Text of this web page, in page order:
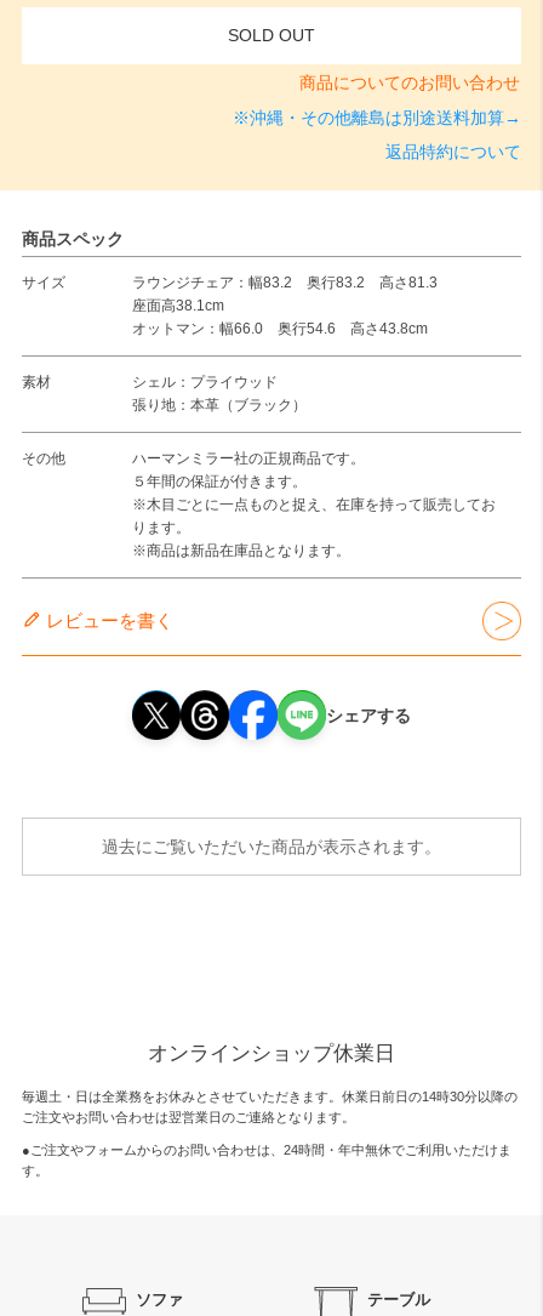
SOLD OUT
商品についてのお問い合わせ
※沖縄・その他離島は別途送料加算→
返品特約について
商品スペック
サイズ
ラウンジチェア：幅83.2 奥行83.2 高さ81.3
座面高38.1cm
オットマン：幅66.0 奥行54.6 高さ43.8cm
素材
シェル：プライウッド
張り地：本革（ブラック）
その他
ハーマンミラー社の正規商品です。
５年間の保証が付きます。
※木目ごとに一点ものと捉え、在庫を持って販売してお
ります。
※商品は新品在庫品となります。
レビューを書く
シェアする
過去にご覧いただいた商品が表示されます。
オンラインショップ休業日
毎週土・日は全業務をお休みとさせていただきます。休業日前日の14時30分以降の
ご注文やお問い合わせは翌営業日のご連絡となります。
●ご注文やフォームからのお問い合わせは、 24時間・年中無休でご利用いただけま
す。
ソファ テーブル